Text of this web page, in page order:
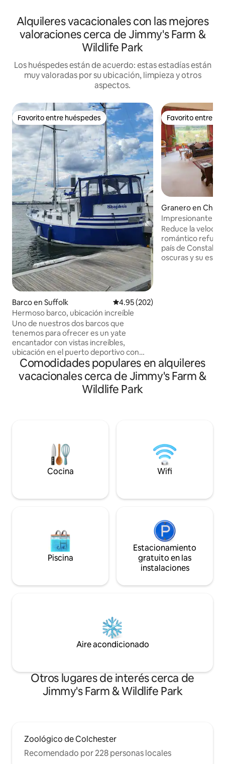
Alquileres vacacionales con las mejores
valoraciones cerca de Jimmy's Farm &
Wildlife Park
Los huéspedes están de acuerdo: estas estadías están
muy valoradas por su ubicación, limpieza y otros
aspectos.
Favorito entre huéspedes
Favorito entre huéspedes
Barco en Suffolk Calificación promedio: 4.95 de
4.95 (202)
Hermoso barco, ubicación increíble
Uno de nuestros dos barcos que
tenemos para ofrecer es un yate
encantador con vistas increíbles,
ubicación en el puerto deportivo con
capacidad para 4 personas, lugar
perfecto para reunirse o simplemente
para relajarse. Increíblemente cálido y
acogedor, con calefacción, todo lo que
lugar. ¿Qué más se puede pedir? Si no
encuentras la fecha que necesitas,
consulta nuestro otro barco.
https://air.tl/tOyHUoiv
Favorito entre
Favorito entre
Granero en
Impresionante
granero de
Reduce la
romántico
país de Constable. The Hay Barn, con
oscuras y su
bicicleta,
esconderse.
Comodidades populares en alquileres
vacacionales cerca de Jimmy's Farm &
Wildlife Park
Cocina Wifi
Piscina
Estacionamiento
gratuito en las
instalaciones
Aire acondicionado
Otros lugares de interés cerca de
Jimmy's Farm & Wildlife Park
Zoológico de Colchester
Recomendado por 228 personas locales